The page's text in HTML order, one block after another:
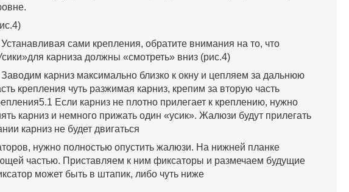
сами крепления, обратите внимания на то, что
карниза должны «смотреть» вниз (рис.4)
карниз максимально близко к окну и цепляем за дальнюю
крепления чуть разжимая карниз, крепим за вторую часть
Если карниз не плотно прилегает к креплению, нужно
карниз и немного прижать один «усик». Жалюзи будут прилегать
карниз не будет двигаться
нужно полностью опустить жалюзи. На нижней планке
частью. Приставляем к ним фиксаторы и размечаем будущие
может быть в штапик, либо чуть ниже